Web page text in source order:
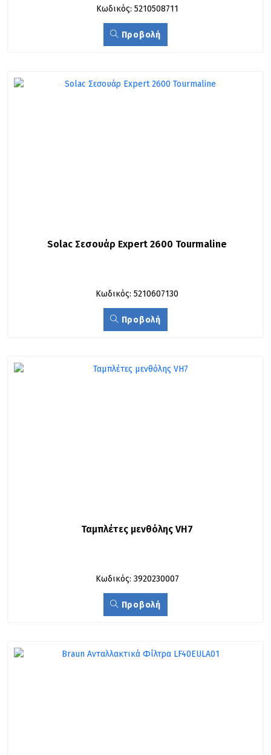
Κωδικός: 5210508711
Προβολή
Solac Σεσουάρ Expert 2600 Tourmaline
Κωδικός: 5210607130
Προβολή
Ταμπλέτες µενθόλης VH7
Κωδικός: 3920230007
Προβολή